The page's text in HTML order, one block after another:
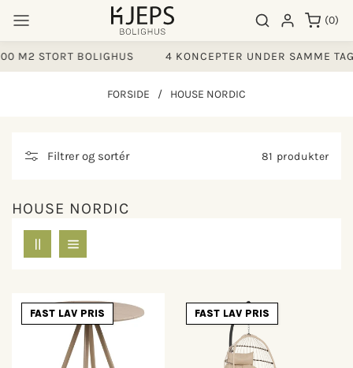
indhold
Søgeresultater
Log ind (0)
0
varer
STORT BOLIGHUS 4 KONCEPTER UNDER SAMME TAG
FORSIDE / HOUSE NORDIC
Filtrer og sortér 81 produkter
HOUSE NORDIC
FAST LAV PRIS FAST LAV PRIS